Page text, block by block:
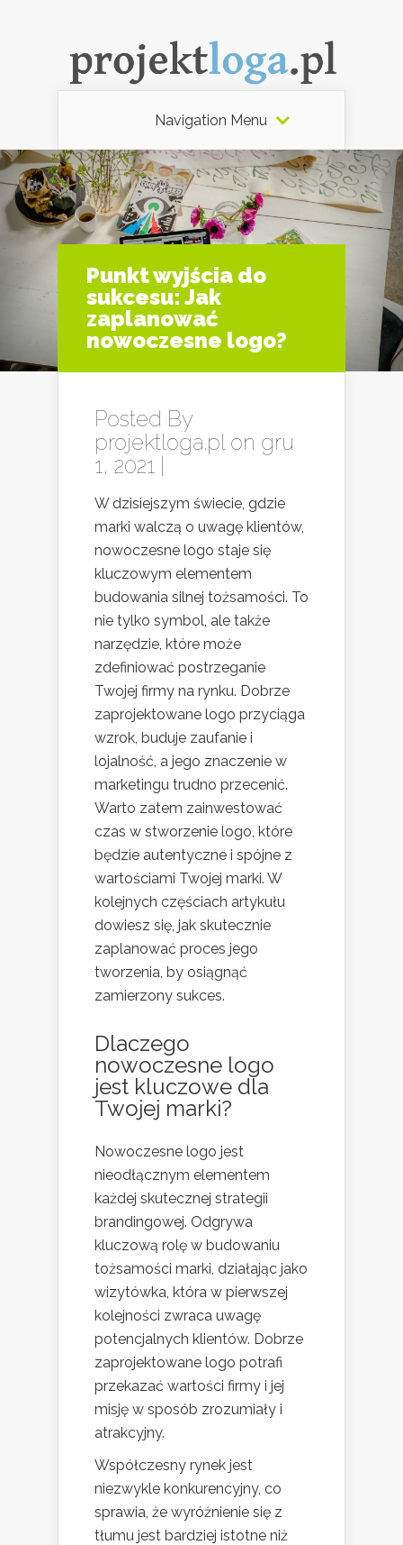
Navigation Menu
Punkt wyjścia do
sukcesu: Jak
zaplanować
nowoczesne logo?
Posted By
projektloga.pl on gru
1, 2021 |
W dzisiejszym świecie, gdzie
marki walczą o uwagę klientów,
nowoczesne logo staje się
kluczowym elementem
budowania silnej tożsamości. To
nie tylko symbol, ale także
narzędzie, które może
zdefiniować postrzeganie
Twojej firmy na rynku. Dobrze
zaprojektowane logo przyciąga
wzrok, buduje zaufanie i
lojalność, a jego znaczenie w
marketingu trudno przecenić.
Warto zatem zainwestować
czas w stworzenie logo, które
będzie autentyczne i spójne z
wartościami Twojej marki. W
kolejnych częściach artykułu
dowiesz się, jak skutecznie
zaplanować proces jego
tworzenia, by osiągnąć
zamierzony sukces.
Dlaczego
nowoczesne logo
jest kluczowe dla
Twojej marki?
Nowoczesne logo jest
nieodłącznym elementem
każdej skutecznej strategii
brandingowej. Odgrywa
kluczową rolę w budowaniu
tożsamości marki, działając jako
wizytówka, która w pierwszej
kolejności zwraca uwagę
potencjalnych klientów. Dobrze
zaprojektowane logo potrafi
przekazać wartości firmy i jej
misję w sposób zrozumiały i
atrakcyjny.
Współczesny rynek jest
niezwykle konkurencyjny, co
sprawia, że wyróżnienie się z
tłumu jest bardziej istotne niż